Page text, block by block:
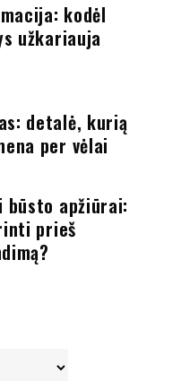
kodėl
užkariauja
detalė, kurią
per vėlai
būsto apžiūrai:
prieš